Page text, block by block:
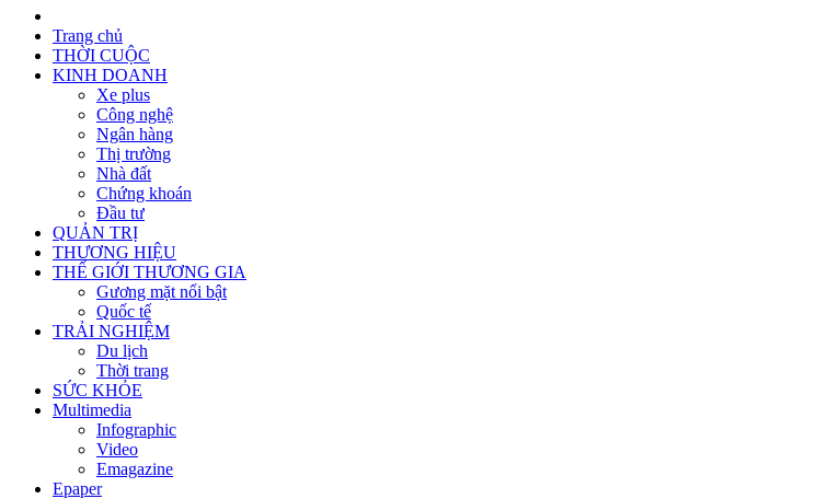
Trang chủ
THỜI CUỘC
KINH DOANH
Xe plus
Công nghệ
Ngân hàng
Thị trường
Nhà đất
Chứng khoán
Đầu tư
QUẢN TRỊ
THƯƠNG HIỆU
THẾ GIỚI THƯƠNG GIA
Gương mặt nổi bật
Quốc tế
TRẢI NGHIỆM
Du lịch
Thời trang
SỨC KHỎE
Multimedia
Infographic
Video
Emagazine
Epaper